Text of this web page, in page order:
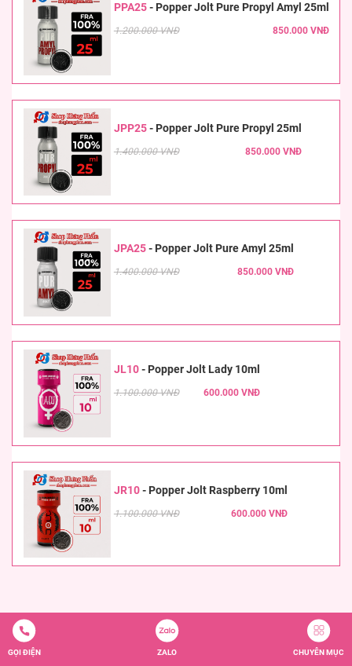
PPA25- Popper Jolt Pure Propyl Amyl 25ml
1.200.000 VNĐ 850.000 VNĐ
JPP25- Popper Jolt Pure Propyl 25ml
1.400.000 VNĐ 850.000 VNĐ
JPA25- Popper Jolt Pure Amyl 25ml
1.400.000 VNĐ 850.000 VNĐ
JL10- Popper Jolt Lady 10ml
1.100.000 VNĐ 600.000 VNĐ
JR10- Popper Jolt Raspberry 10ml
1.100.000 VNĐ 600.000 VNĐ
GỌI ĐIỆN ZALO CHUYÊN MỤC